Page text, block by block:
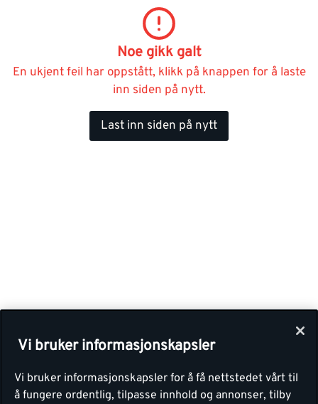
Noe gikk galt
En ukjent feil har oppstått, klikk på knappen for å laste
inn siden på nytt.
Last inn siden på nytt
Vi bruker informasjonskapsler
Vi bruker informasjonskapsler for å få nettstedet vårt til
å fungere ordentlig, tilpasse innhold og annonser, tilby